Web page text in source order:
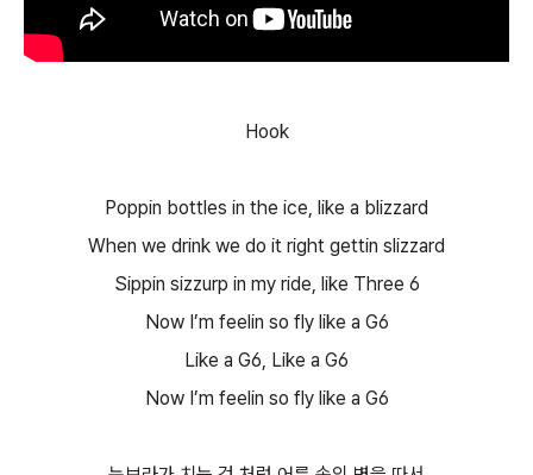
Hook
Poppin bottles in the ice, like a blizzard
When we drink we do it right gettin slizzard
Sippin sizzurp in my ride, like Three 6
Now I’m feelin so fly like a G6
Like a G6, Like a G6
Now I’m feelin so fly like a G6